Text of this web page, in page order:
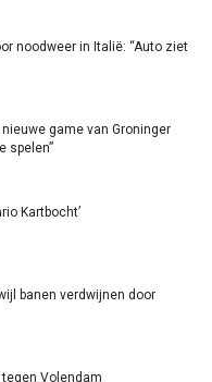
noodweer in Italië: “Auto ziet
game van Groninger
spelen”
Kartbocht’
banen verdwijnen door
tegen Volendam